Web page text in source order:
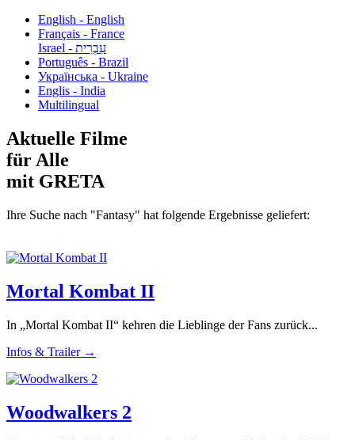
English - English
Français - France
עִבְרִית - Israel
Português - Brazil
Українська - Ukraine
Englis - India
Multilingual
Aktuelle Filme
für Alle
mit GRETA
Ihre Suche nach "Fantasy" hat folgende Ergebnisse geliefert:
Mortal Kombat II
In „Mortal Kombat II“ kehren die Lieblinge der Fans zurück...
Infos & Trailer →
Woodwalkers 2